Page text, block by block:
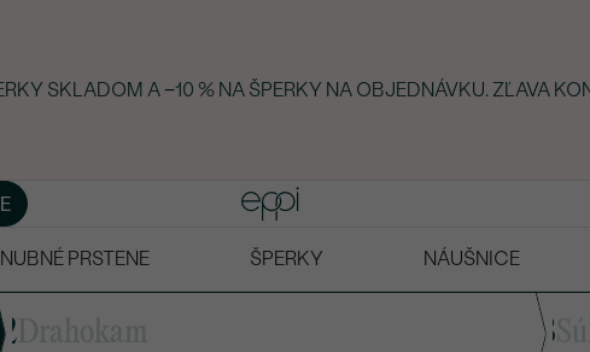
SKLADOM A −10 % NA ŠPERKY NA OBJEDNÁVKU. ZĽAVA
PRSTENE ŠPERKY NÁUŠNICE
2 3